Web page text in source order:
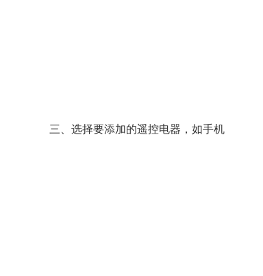
三、选择要添加的遥控电器，如手机